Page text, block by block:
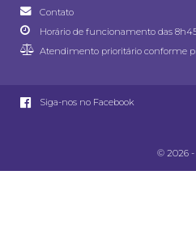
Contato
Horário de funcionamento das
Atendimento prioritário conforme
Siga-nos no Facebook
© 2026